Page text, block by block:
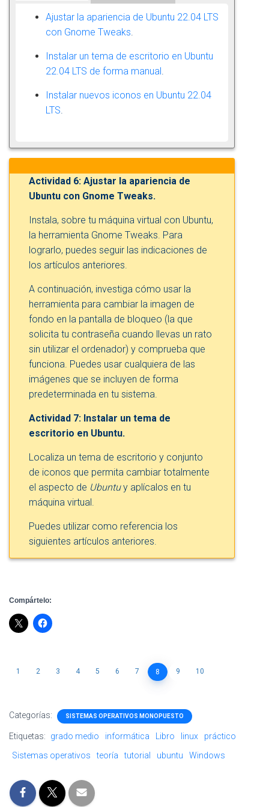
Ajustar la apariencia de Ubuntu 22.04 LTS
con Gnome Tweaks
Instalar un tema de escritorio en Ubuntu
22.04 LTS de forma manual
Instalar nuevos iconos en Ubuntu 22.04
LTS
Actividad 6: Ajustar la apariencia de
Ubuntu con Gnome Tweaks.
Instala, sobre tu máquina virtual con Ubuntu,
la herramienta Gnome Tweaks. Para
lograrlo, puedes seguir las indicaciones de
los artículos anteriores.
A continuación, investiga cómo usar la
herramienta para cambiar la imagen de
fondo en la pantalla de bloqueo (la que
solicita tu contraseña cuando llevas un rato
sin utilizar el ordenador) y comprueba que
funciona. Puedes usar cualquiera de las
imágenes que se incluyen de forma
predeterminada en tu sistema.
Actividad 7: Instalar un tema de
escritorio en Ubuntu.
Localiza un tema de escritorio y conjunto
de iconos que permita cambiar totalmente
el aspecto de Ubuntuy aplícalos en tu
máquina virtual.
Puedes utilizar como referencia los
siguientes artículos anteriores.
Compártelo:
1 2 3 4 5 6 7 8 9 10
Categorías: SISTEMAS OPERATIVOS MONOPUESTO
Etiquetas: grado medio informática Libro linux
práctico
Sistemas operativos
teoría tutorial ubuntu Windows